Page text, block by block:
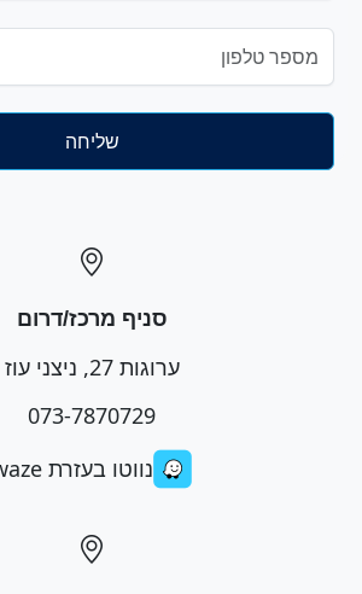
סניף מרכז/דרום
ערוגות 27, ניצני עוז
073-7870729
נווטו בעזרת waze